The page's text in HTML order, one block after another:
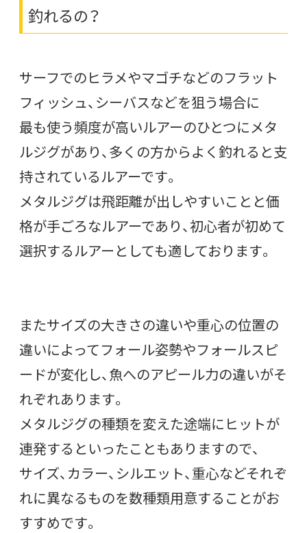
釣れるの？
サーフでのヒラメやマゴチなどのフラット
フィッシュ、シーバスなどを狙う場合に
最も使う頻度が高いルアーのひとつにメタ
ルジグがあり、多くの方からよく釣れると支
持されているルアーです。
メタルジグは飛距離が出しやすいことと価
格が手ごろなルアーであり、初心者が初めて
選択するルアーとしても適しております。
またサイズの大きさの違いや重心の位置の
違いによってフォール姿勢やフォールスピ
ードが変化し、魚へのアピール力の違いがそ
れぞれあります。
メタルジグの種類を変えた途端にヒットが
連発するといったこともありますので、
サイズ、カラー、シルエット、重心などそれぞ
れに異なるものを数種類用意することがお
すすめです。